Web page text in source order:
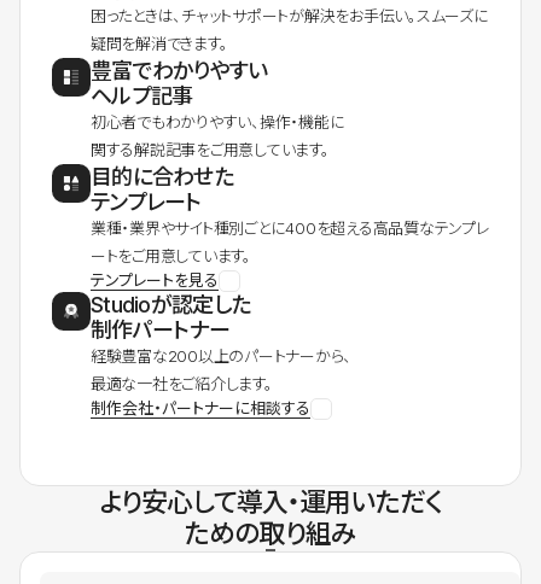
困ったときは、チャットサポートが解決をお手伝い。スムーズに
疑問を解消できます。
豊富でわかりやすい
ヘルプ記事
初心者でもわかりやすい、操作・機能に
関する解説記事をご用意しています。
目的に合わせた
テンプレート
業種・業界やサイト種別ごとに400を超える高品質なテンプレ
ートをご用意しています。
テンプレートを見る
Studioが認定した
制作パートナー
経験豊富な200以上のパートナーから、
最適な一社をご紹介します。
制作会社・パートナーに相談する
より安心して導入・運用いただく
ための取り組み